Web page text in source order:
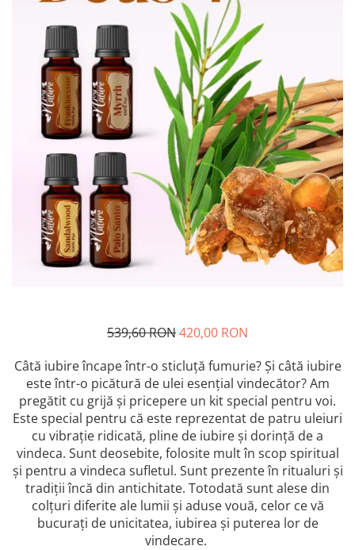
Chakrele si Uleiurile Esentiale
Arome tomnatice pentru încălzirea
sufletului
Uleiul esențial de Ravintsara
Lună plină, bine ai revenit, te simt
Uleiul esenţial de Tămâie
Cum integrăm uleiurile esențiale în
viața de zi cu zi ?
8 Mituri despre uleiurile esențiale
Crăciun iubit, bine ai venit!
folosim Uleiuri Esentiale
combate Depresia
Imbratiseaza Toamna
Aromele Sarbatorilor de Iarna
Self love* In Asteptarea Soarelui
Pericole_vs_beneficii
539,60 RON420,00 RON
Câtă iubire încape într-o sticluță fumurie? Și câtă iubire
este într-o picătură de ulei esențial vindecător? Am
pregătit cu grijă și pricepere un kit special pentru voi.
Este special pentru că este reprezentat de patru uleiuri
cu vibrație ridicată, pline de iubire și dorință de a
vindeca. Sunt deosebite, folosite mult în scop spiritual
și pentru a vindeca sufletul. Sunt prezente în ritualuri și
tradiții încă din antichitate. Totodată sunt alese din
colțuri diferite ale lumii și aduse vouă, celor ce vă
bucurați de unicitatea, iubirea și puterea lor de
vindecare.